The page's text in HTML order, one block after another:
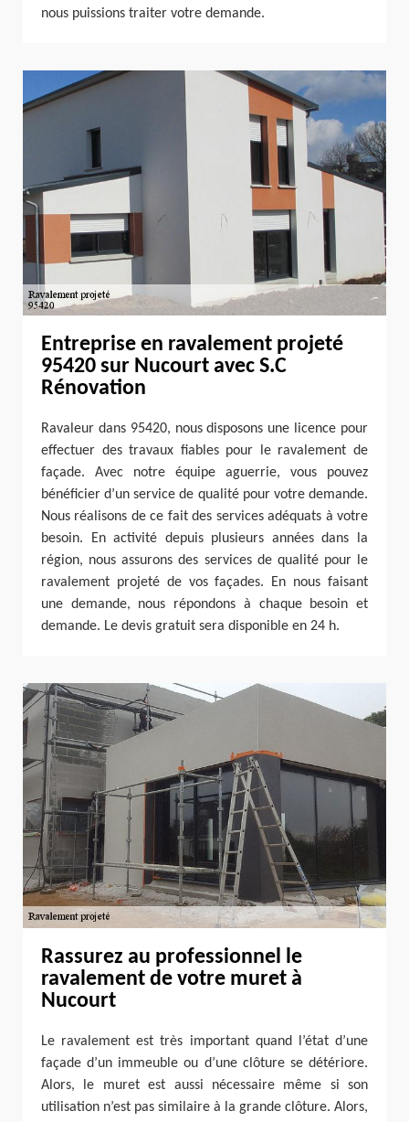
nous puissions traiter votre demande.
Entreprise en ravalement projeté
95420 sur Nucourt avec S.C
Rénovation
Ravaleur dans 95420, nous disposons une licence pour
effectuer des travaux fiables pour le ravalement de
façade. Avec notre équipe aguerrie, vous pouvez
bénéficier d’un service de qualité pour votre demande.
Nous réalisons de ce fait des services adéquats à votre
besoin. En activité depuis plusieurs années dans la
région, nous assurons des services de qualité pour le
ravalement projeté de vos façades. En nous faisant
une demande, nous répondons à chaque besoin et
demande. Le devis gratuit sera disponible en 24 h.
Rassurez au professionnel le
ravalement de votre muret à
Nucourt
Le ravalement est très important quand l’état d’une
façade d’un immeuble ou d’une clôture se détériore.
Alors, le muret est aussi nécessaire même si son
utilisation n’est pas similaire à la grande clôture. Alors,